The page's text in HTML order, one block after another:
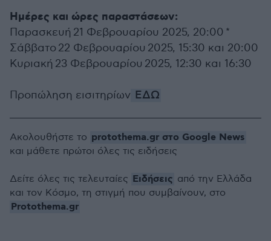
Ημέρες και ώρες παραστάσεων:
Παρασκευή 21 Φεβρουαρίου 2025, 20:00 *
Σάββατο 22 Φεβρουαρίου 2025, 15:30 και 20:00
Κυριακή 23 Φεβρουαρίου 2025, 12:30 και 16:30
Προπώληση εισιτηρίων ΕΔΩ
Ακολουθήστε το protothema.gr στο Google News
και μάθετε πρώτοι όλες τις ειδήσεις
Δείτε όλες τις τελευταίες Ειδήσεις από την Ελλάδα
και τον Κόσμο, τη στιγμή που συμβαίνουν, στο
Protothema.gr